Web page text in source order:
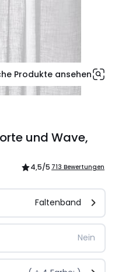
Produkte ansehen
und Wave,
4,5/5 713 Bewertungen
Faltenband
Nein